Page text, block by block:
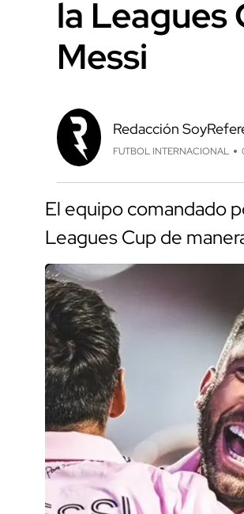
la Leagues
Messi
Redacción
FUTBOL INTERNACIONAL
El equipo comandado
Leagues Cup de